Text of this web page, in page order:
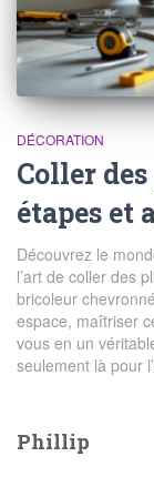
DÉCORATION
Coller
étapes et
Découvrez le
l’art de coller des
bricoleur
espace, maîtriser
vous en un
seulement là pour
Phillip